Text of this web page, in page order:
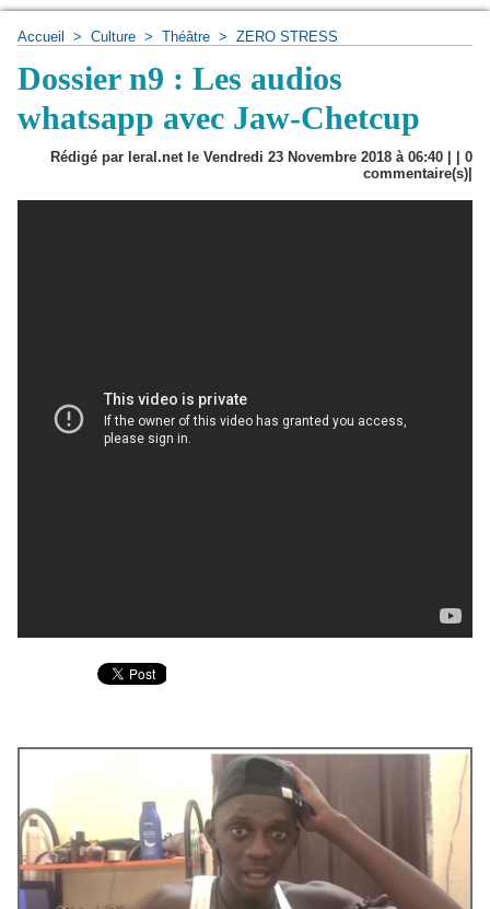
Accueil > Culture > Théâtre > ZERO STRESS
Dossier n9 : Les audios
whatsapp avec Jaw-Chetcup
Rédigé par leral.net le Vendredi 23 Novembre 2018 à 06:40 | | 0
commentaire(s)|